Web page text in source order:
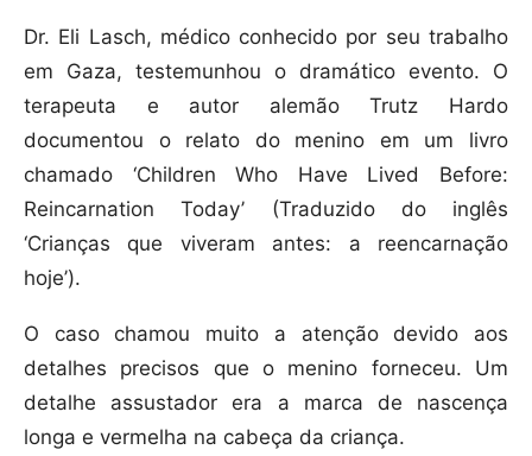
Dr. Eli Lasch, médico conhecido por seu trabalho
em Gaza, testemunhou o dramático evento. O
terapeuta e autor alemão Trutz Hardo
documentou o relato do menino em um livro
chamado ‘Children Who Have Lived Before:
Reincarnation Today’ (Traduzido do inglês
‘Crianças que viveram antes: a reencarnação
hoje’).
O caso chamou muito a atenção devido aos
detalhes precisos que o menino forneceu. Um
detalhe assustador era a marca de nascença
longa e vermelha na cabeça da criança.